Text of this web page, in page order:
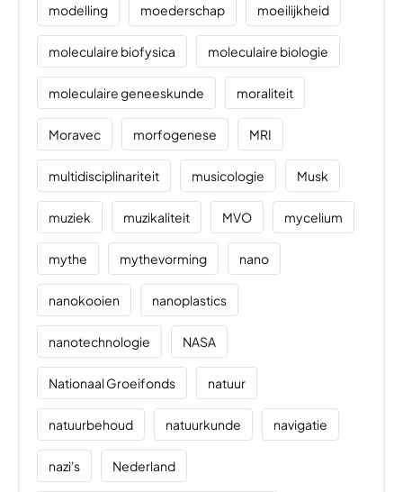
modelling moederschap moeilijkheid
moleculaire biofysica moleculaire biologie
moleculaire geneeskunde moraliteit
Moravec morfogenese MRI
multidisciplinariteit musicologie Musk
muziek muzikaliteit MVO mycelium
mythe mythevorming nano
nanokooien nanoplastics
nanotechnologie NASA
Nationaal Groeifonds natuur
natuurbehoud natuurkunde navigatie
nazi's Nederland